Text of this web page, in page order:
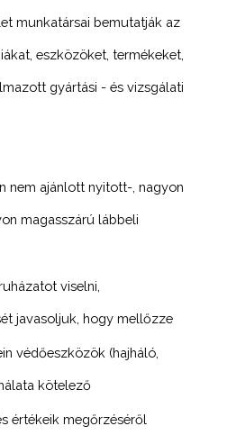
munkatársai bemutatják az
eszközöket, termékeket,
gyártási - és vizsgálati
nem ajánlott nyitott-, nagyon
magasszárú lábbeli
viselni,
javasoljuk, hogy mellőzze
védőeszközök (hajháló,
kötelező
értékeik megőrzéséről